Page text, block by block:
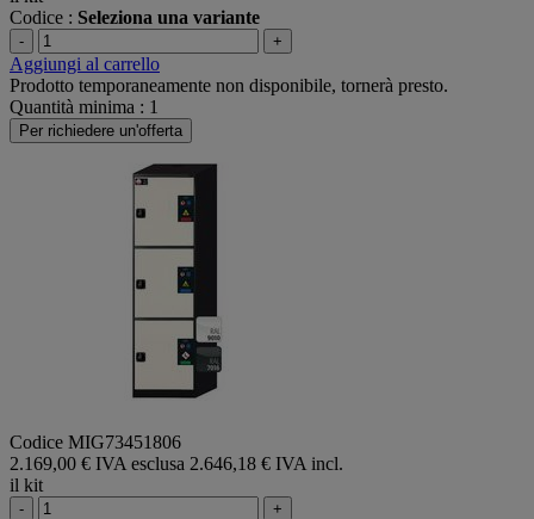
Codice : Seleziona una variante
- +
Aggiungi al carrello
Prodotto temporaneamente non disponibile, tornerà presto.
Quantità minima : 1
Per richiedere un'offerta
Codice MIG73451806
2.169,00 € IVA esclusa 2.646,18 € IVA incl.
il kit
-
+